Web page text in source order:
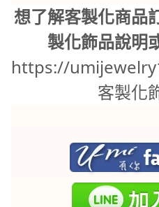
想了解客製化商品
製化飾品說明
https://
客製化